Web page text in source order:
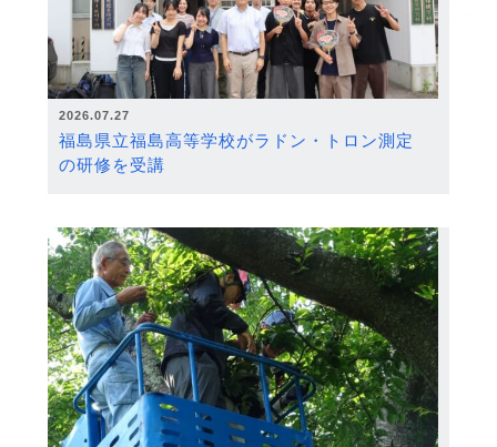
2026.07.27
福島県立福島高等学校がラドン・トロン測定
の研修を受講